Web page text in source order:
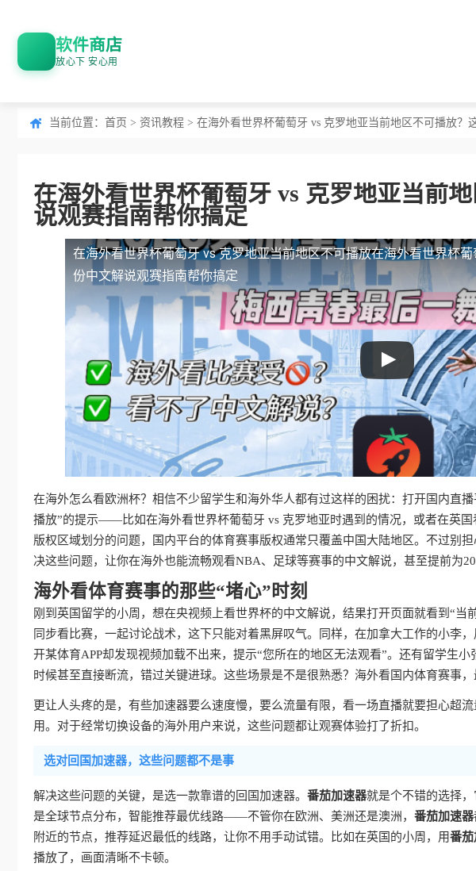
软件商店
放心下 安心用
当前位置： 首页 > 资讯教程 > 在海外看世界杯葡萄牙 vs 克罗地亚当前地区不可播放？
在海外看世界杯葡萄牙 vs 克罗地亚当前
说观赛指南帮你搞定
在海外看世界杯葡萄牙 vs 克罗地亚当前地区不可播放在海外看世界杯
份中文解说观赛指南帮你搞定
在海外怎么看欧洲杯？相信不少留学生和海外华人都有过这样的困扰：打开国内直
播放”的提示——比如在海外看世界杯葡萄牙 vs 克罗地亚时遇到的情况，或者在英
版权区域划分的问题，国内平台的体育赛事版权通常只覆盖中国大陆地区。不过别
决这些问题，让你在海外也能流畅观看NBA、足球等赛事的中文解说，甚至提前为
海外看体育赛事的那些“堵心”时刻
刚到英国留学的小周，想在央视频上看世界杯的中文解说，结果打开页面就看到“
同步看比赛，一起讨论战术，这下只能对着黑屏叹气。同样，在加拿大工作的小李
开某体育APP却发现视频加载不出来，提示“您所在的地区无法观看”。还有留学生
时候甚至直接断流，错过关键进球。这些场景是不是很熟悉？海外看国内体育赛事
更让人头疼的是，有些加速器要么速度慢，要么流量有限，看一场直播就要担心超
用。对于经常切换设备的海外用户来说，这些问题都让观赛体验打了折扣。
选对回国加速器，这些问题都不是事
解决这些问题的关键，是选一款靠谱的回国加速器。 番茄加速器就是个不错的选择
是全球节点分布，智能推荐最优线路——不管你在欧洲、美洲还是澳洲， 番茄加速器
附近的节点，推荐延迟最低的线路，让你不用手动试错。比如在英国的小周，用番茄
播放了，画面清晰不卡顿。